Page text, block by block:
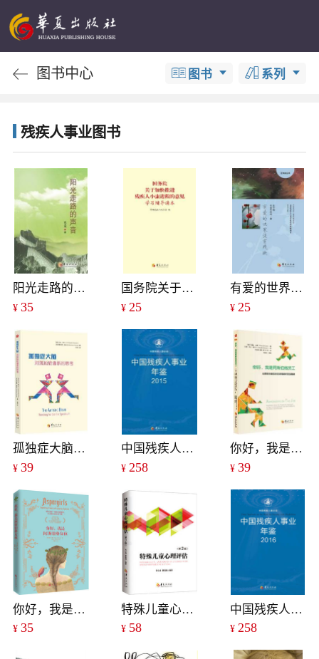
图书中心 图书 系列
残疾人事业图书
阳光走路的声音
¥ 35
国务院关于加快推进残疾人小康进程的意见学习辅导读本
¥ 25
有爱的世界没有残缺
¥ 25
孤独症大脑：对孤独症谱系的思考
¥ 39
中国残疾人事业年鉴（2015）
¥ 258
你好，我是阿斯伯格员工：从阿斯伯格综合征视角解析职场奥秘
¥ 39
你好，我是阿斯伯格女孩
¥ 35
特殊儿童心理评估（第二版）
¥ 58
中国残疾人事业年鉴（2016）
¥ 258